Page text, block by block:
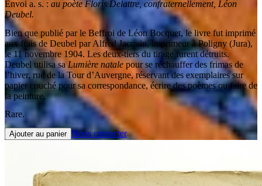
Envoi a. s. : au poète Floris Delattre, confraternellement, Léon
Deubel.
Bien que publié par le Beffroi de Léon Bocquet, le livre fut imprimé
aux frais de Deubel par Alfred Jacquin, imprimeur à Poligny (Jura),
le 11 novembre 1904. Les deux-tiers du tirage furent détruits.
Deubel utilisa saLumière natalepour se réchauffer des frimas de
l’hiver, rue de la Tour d’Auvergne, réservant des exemplaires sur
papier couché pour sa correspondance, écrire des poèmes ou faire de
la peinture.
Rare.
Ajouter au panier Nous contacter